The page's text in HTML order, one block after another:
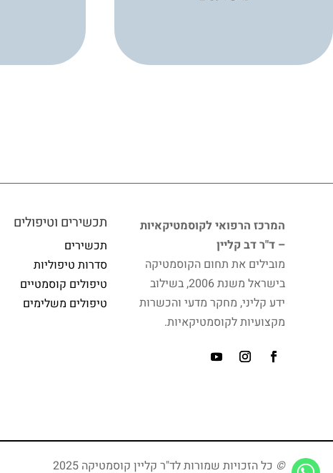
תכשירים וטיפולים
תכשירים
סדרות טיפוליות
טיפולים קוסמטיים
טיפולים משלימים
המרכז הרפואי לקוסמטיקאיות
– ד"ר דב קליין
מובילים את תחום הקוסמטיקה
בישראל משנת 2006, בשילוב
ידע קליני, מחקר מדעי והכשרות
מקצועיות לקוסמטיקאיות.
© כל הזכויות שמורות לד"ר קליין קוסמטיקה 2025